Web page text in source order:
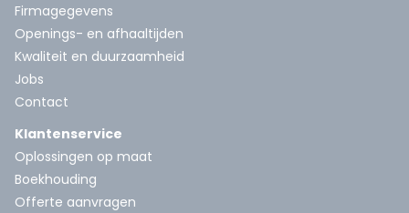
Firmagegevens
Openings- en afhaaltijden
Kwaliteit en duurzaamheid
Jobs
Contact
Klantenservice
Oplossingen op maat
Boekhouding
Offerte aanvragen